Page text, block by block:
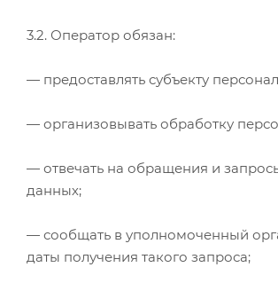
3.2. Оператор обязан:
— предоставлять субъекту
— организовывать обработку
— отвечать на обращения и
данных;
— сообщать в уполномоченный
даты получения такого запроса;